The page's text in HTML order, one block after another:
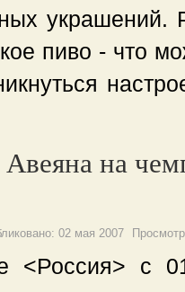
украшений.
пиво - что
на
02 мая 2007
<Россия> с